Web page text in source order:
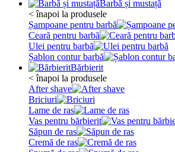
Barbă și mustață
< înapoi la produsele
Șampoane pentru barbă
Ceară pentru barbă
Ulei pentru barbă
Șablon contur barbă
Bărbierit
< înapoi la produsele
After shave
Briciuri
Lame de ras
Vas pentru bărbierit
Săpun de ras
Cremă de ras